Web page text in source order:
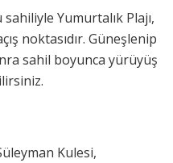
Yumurtalık Plajı,
noktasıdır. Güneşlenip
sahil boyunca yürüyüş
Kulesi,